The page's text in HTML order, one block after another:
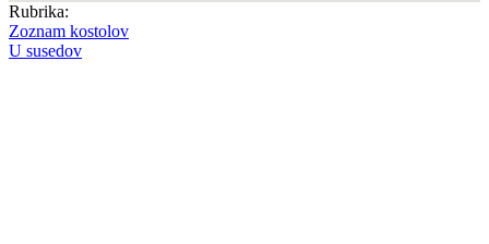
Rubrika:
Zoznam kostolov
U susedov